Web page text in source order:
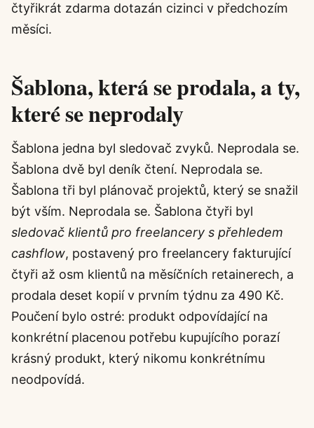
čtyřikrát zdarma dotazán cizinci v předchozím
měsíci.
Šablona, která se prodala, a ty,
které se neprodaly
Šablona jedna byl sledovač zvyků. Neprodala se.
Šablona dvě byl deník čtení. Neprodala se.
Šablona tři byl plánovač projektů, který se snažil
být vším. Neprodala se. Šablona čtyři byl
sledovač klientů pro freelancery s přehledem
cashflow, postavený pro freelancery fakturující
čtyři až osm klientů na měsíčních retainerech, a
prodala deset kopií v prvním týdnu za 490 Kč.
Poučení bylo ostré: produkt odpovídající na
konkrétní placenou potřebu kupujícího porazí
krásný produkt, který nikomu konkrétnímu
neodpovídá.